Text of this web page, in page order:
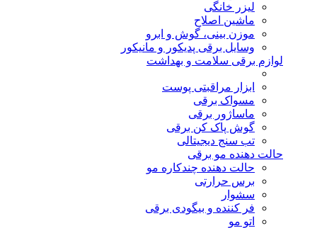
لیزر خانگی
ماشین اصلاح
موزن بینی، گوش و ابرو
وسایل برقی پدیکور و مانیکور
لوازم برقی سلامت و بهداشت
ابزار مراقبتی پوست
مسواک برقی
ماساژور برقی
گوش پاک کن برقی
تب سنج دیجیتالی
حالت دهنده مو برقی
حالت دهنده چندکاره مو
برس حرارتی
سشوار
فر کننده و بیگودی برقی
اتو مو